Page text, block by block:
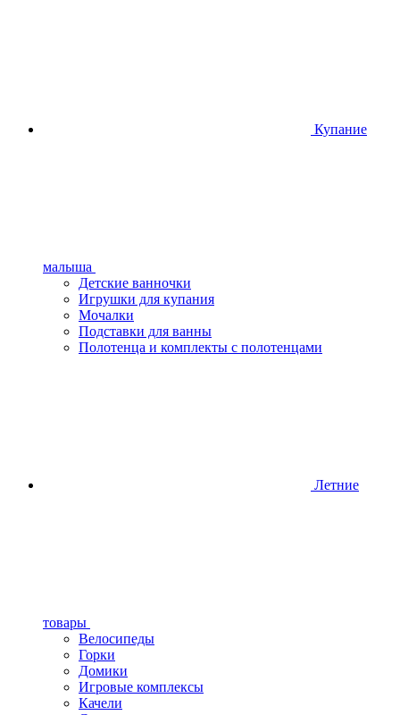
Купание
малыша
Детские ванночки
Игрушки для купания
Мочалки
Подставки для ванны
Полотенца и комплекты с полотенцами
Летние
товары
Велосипеды
Горки
Домики
Игровые комплексы
Качели